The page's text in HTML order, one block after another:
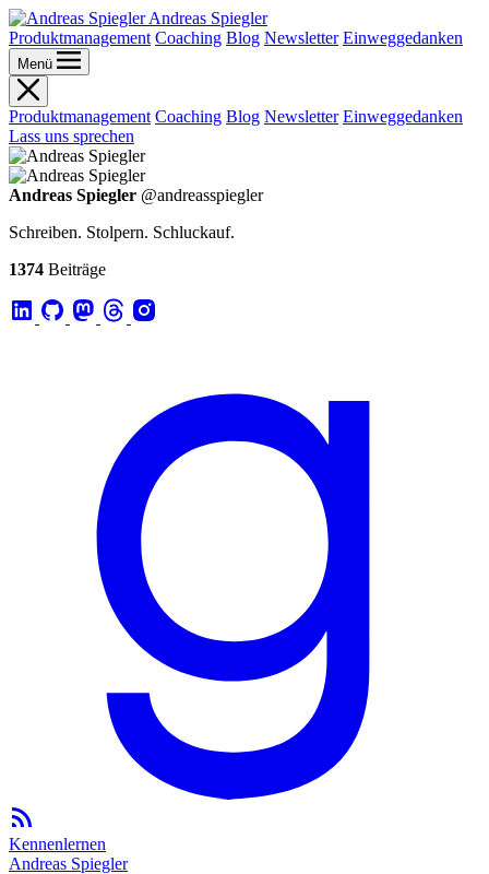
Andreas Spiegler
Produktmanagement Coaching Blog Newsletter Einweggedanken
Menü
Produktmanagement Coaching Blog Newsletter Einweggedanken
Lass uns sprechen
Andreas Spiegler @andreasspiegler
Schreiben. Stolpern. Schluckauf.
1374 Beiträge
Kennenlernen
Andreas Spiegler